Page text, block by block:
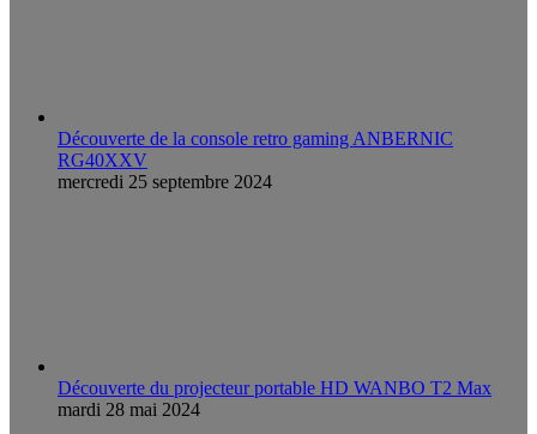
Découverte de la console retro gaming ANBERNIC
RG40XXV
mercredi 25 septembre 2024
Découverte du projecteur portable HD WANBO T2 Max
mardi 28 mai 2024